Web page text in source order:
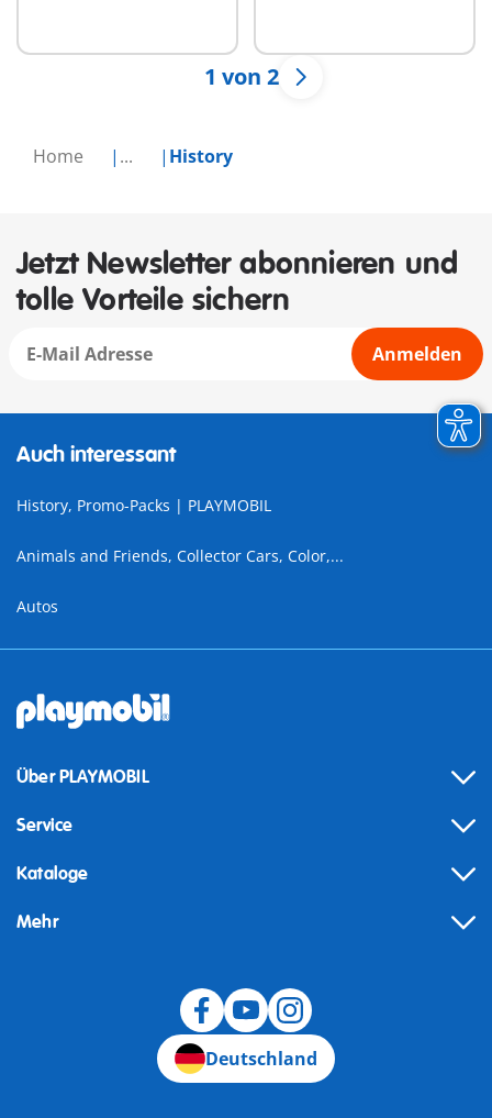
Home ... History
1 von 2
Jetzt Newsletter abonnieren und
tolle Vorteile sichern
Anmelden
Auch interessant
History, Promo-Packs | PLAYMOBIL
Animals and Friends, Collector Cars, Color,...
Autos
Über PLAYMOBIL
Service
Kataloge
Mehr
Deutschland